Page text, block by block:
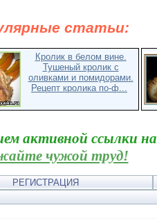
статьи:
Кролик в белом вине.
Тушеный кролик с
оливками и помидорами.
Рецепт кролика по-ф...
активной ссылки на
чужой труд!
РЕГИСТРАЦИЯ